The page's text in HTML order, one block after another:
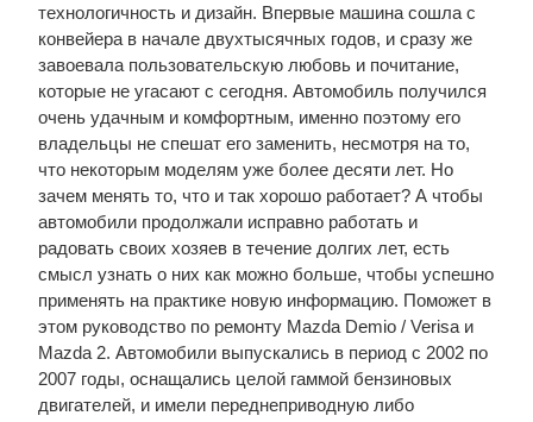
технологичность и дизайн. Впервые машина сошла с
конвейера в начале двухтысячных годов, и сразу же
завоевала пользовательскую любовь и почитание,
которые не угасают с сегодня. Автомобиль получился
очень удачным и комфортным, именно поэтому его
владельцы не спешат его заменить, несмотря на то,
что некоторым моделям уже более десяти лет. Но
зачем менять то, что и так хорошо работает? А чтобы
автомобили продолжали исправно работать и
радовать своих хозяев в течение долгих лет, есть
смысл узнать о них как можно больше, чтобы успешно
применять на практике новую информацию. Поможет в
этом руководство по ремонту Mazda Demio / Verisa и
Mazda 2. Автомобили выпускались в период с 2002 по
2007 годы, оснащались целой гаммой бензиновых
двигателей, и имели переднеприводную либо